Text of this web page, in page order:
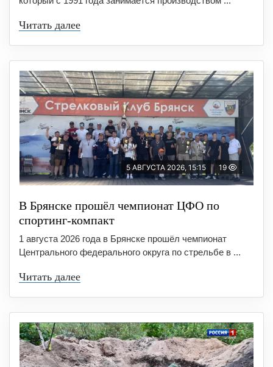
Читать далее
5 АВГУСТА 2026, 15:15 19
В Брянске прошёл чемпионат ЦФО по
спортинг-компакт
1 августа 2026 года в Брянске прошёл чемпионат
Центрального федерального округа по стрельбе в ...
Читать далее